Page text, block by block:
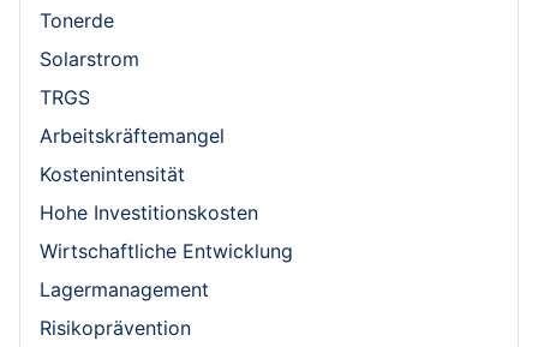
Tonerde
Solarstrom
TRGS
Arbeitskräftemangel
Kostenintensität
Hohe Investitionskosten
Wirtschaftliche Entwicklung
Lagermanagement
Risikoprävention